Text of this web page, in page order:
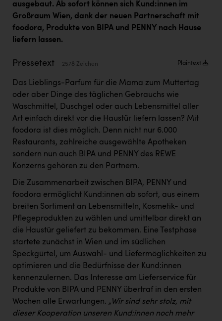
Jane Goodall Institute Austria
Kärcher
Karin Liedl
KEBA
KIWI Kinderwunsch Institut Dr. Loimer
KLIPP Frisör
Kleider Bauer
Kremsmüller Anlagenbau GmbH
Maximarkt
Oldtimer Raststationen und Motorhotels
Orlen
Passage Linz
PEZ
PÜSPÖK
REMAX
RE/MAX Welcome
Resch&Frisch
ausgebaut. Ab sofort können sich Kund:innen im
Großraum Wien, dank der neuen Partnerschaft mit
foodora, Produkte von BIPA und PENNY nach Hause
liefern lassen.
Pressetext 2578 Zeichen Plaintext
Das Lieblings-Parfum für die Mama zum Muttertag
oder aber Dinge des täglichen Gebrauchs wie
Waschmittel, Duschgel oder auch Lebensmittel aller
Art einfach direkt vor die Haustür liefern lassen? Mit
foodora ist dies möglich. Denn nicht nur 6.000
Restaurants, zahlreiche ausgewählte Apotheken
sondern nun auch BIPA und PENNY des REWE
Konzerns gehören zu den Partnern.
Die Zusammenarbeit zwischen BIPA, PENNY und
foodora ermöglicht Kund:innen ab sofort, aus einem
breiten Sortiment an Lebensmitteln, Kosmetik- und
Pflegeprodukten zu wählen und umittelbar direkt an
die Haustür geliefert zu bekommen. Eine Testphase
startete zunächst in Wien und im südlichen
Speckgürtel, um Auswahl- und Liefermöglichkeiten zu
optimieren und die Bedürfnisse der Kund:innen
kennenzulernen. Das Interesse am Lieferservice für
Produkte von BIPA und PENNY übertraf in den ersten
Wochen alle Erwartungen. „Wir sind sehr stolz, mit
dieser Kooperation unseren Kund:innen noch mehr